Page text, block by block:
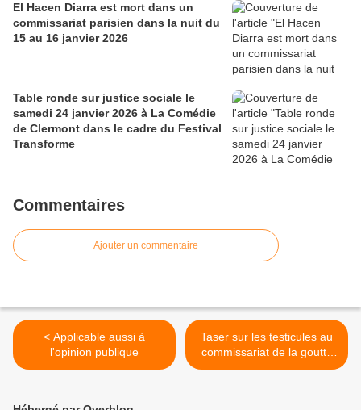
El Hacen Diarra est mort dans un
commissariat parisien dans la nuit du
15 au 16 janvier 2026
Table ronde sur justice sociale le
samedi 24 janvier 2026 à La Comédie
de Clermont dans le cadre du Festival
Transforme
Commentaires
Ajouter un commentaire
< Applicable aussi à
l'opinion publique
Taser sur les testicules au
commissariat de la goutte
d'or >